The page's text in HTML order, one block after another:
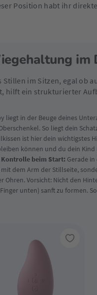
Position habt ihr
im
im Sitzen, egal ob
hilft ein strukturierter
liegt in der Beuge deines
So liegt dein
ist hier dein wichtigstes
können und du dein
Kontrolle beim Start: Gerade
dem Arm der Stillseite,
Ohren. Vorsicht: Nicht den
unten) sanft zu formen.